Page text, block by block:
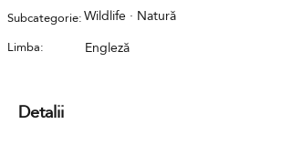
Subcategorie:Wildlife · Natură
Limba: Engleză
Detalii